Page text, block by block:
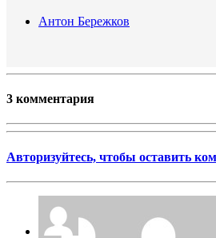
Антон Бережков
3 комментария
Авторизуйтесь, чтобы оставить